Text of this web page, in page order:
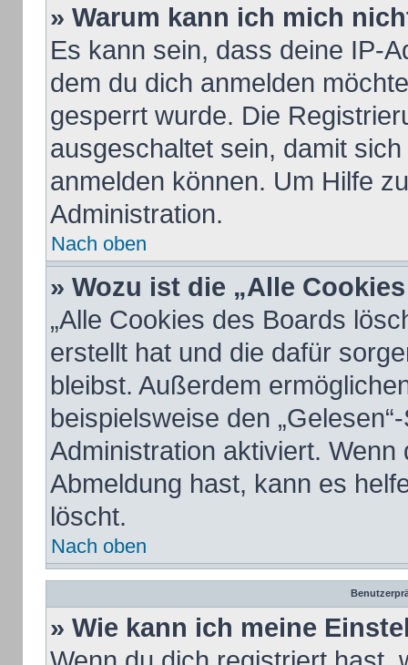
» Warum kann ich mich
Es kann sein, dass deine IP-
dem du dich anmelden
gesperrt wurde. Die
ausgeschaltet sein, damit
anmelden können. Um Hilfe
Administration.
Nach oben
» Wozu ist die „Alle
„Alle Cookies des Boards
erstellt hat und die dafür
bleibst. Außerdem
beispielsweise den
Administration aktiviert.
Abmeldung hast, kann es
löscht.
Nach oben
» Wie kann ich meine